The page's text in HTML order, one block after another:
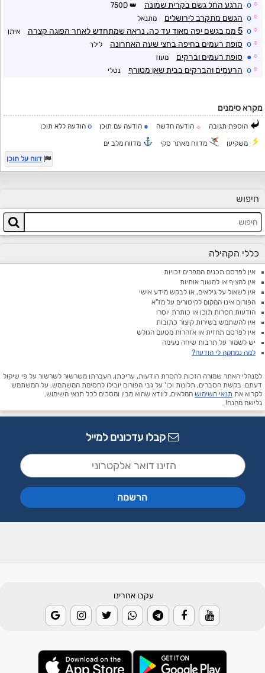
☼
o הרגע החל גשם בקרית שמונה
☼
o הגשם מתקרב לירושלים מתנאל
☼
o 5 ממ בגשם יפה מאוד עד כה. נראה שמתחדש לאחר הפוגה קצרה איתן
☼
o סופת רעמים בחיפה בחצי שעה האחרונה לילך
☼
● סופת רעמים וברקים מעוז
☼
o הרעמים והברקים בבית שאן מטורף נטלי
מקרא סימנים
הוספת תגובה ☼ הודעה חדשה ● הודעה עם תוכן o הודעה ללא תוכן
משקיען מדווח מאתר סקי
מדווח מלב ים
דווח על תוכן
חיפוש
כללי הקהילה
אין לפרסם תכנים המפרים זכויות
אין להציף או למשוך אותיות
אין לשאול על גילאים, או לבקש מידע אישי
הפורום אינו המקום לקיטורים על מז"א
הודעות חסרות תוכן או כותרת יוסרו
אין להשתמש בשירות קיצור כתובות
אין לפרסם תחזית או אזהרות מטעם הגולש
יש לשמור על תרבות שיחה נעימה
למה נמחקה לי הודעה?
למנהלי האתר שמורה הזכות להסרת הודעות, עריכתן, העברתן משרשור לשרשור על פי שיקול
דעתם. בקשת הסברים, תלונות וכו' על גבי הפורום יובילו לחסימת המשתמש. על המשתמש
לקרוא את תנאי השימוש המלאים, לוודא שהוא מבין ומסכים לכל תנאי השימוש.
גלישה מהנה!
קבלו עדכונים למייל
עקבו אחרינו